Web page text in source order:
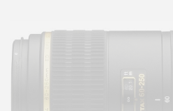
Kaamerad